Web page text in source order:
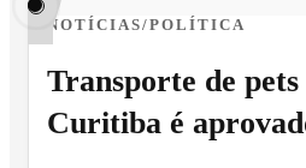
NOTÍCIAS/POLÍTICA
Transporte de pets
Curitiba é